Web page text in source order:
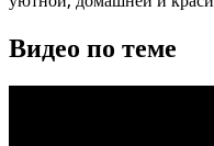
Видео по теме